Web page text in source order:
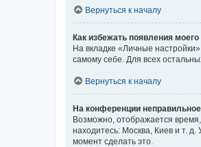
Вернуться к началу
Как избежать появления
На вкладке «Личные
самому себе. Для всех
Вернуться к началу
На конференции
Возможно, отображается
находитесь: Москва, Киев и т.
момент сделать это.